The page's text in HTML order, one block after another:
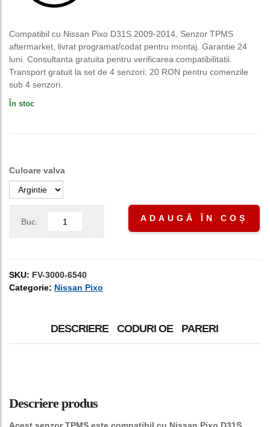
Compatibil cu Nissan Pixo D31S 2009-2014. Senzor TPMS
aftermarket, livrat programat/codat pentru montaj. Garantie 24
luni. Consultanta gratuita pentru verificarea compatibilitatii.
Transport gratuit la set de 4 senzori; 20 RON pentru comenzile
sub 4 senzori.
În stoc
Culoare valva
Buc. ADAUGĂ ÎN COȘ
SKU: FV-3000-6540
Categorie: Nissan Pixo
DESCRIERE CODURI OE PARERI
Descriere produs